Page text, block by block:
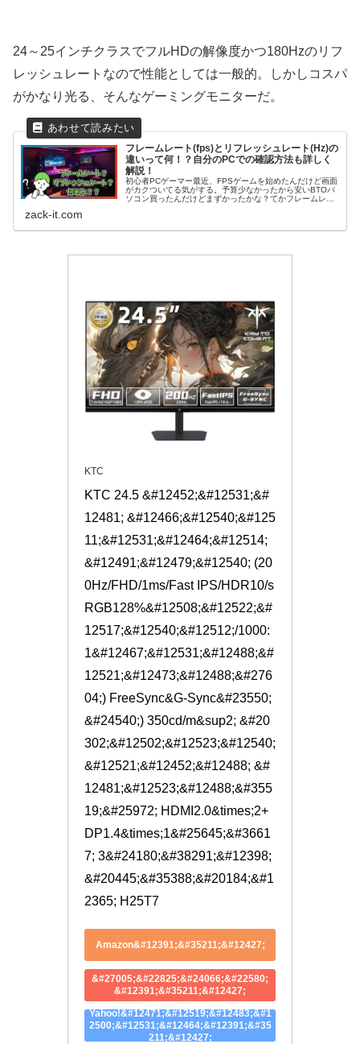
24～25インチクラスでフルHDの解像度かつ180Hzのリフ
レッシュレートなので性能としては一般的。しかしコスパ
がかなり光る、そんなゲーミングモニターだ。
フレームレート(fps)とリフレッシュレート(Hz)の
違いって何！？自分のPCでの確認方法も詳しく
解説！
初心者PCゲーマー最近、FPSゲームを始めたんだけど画面
がカクついてる気がする。予算少なかったから安いBTOパ
ソコン買ったんだけどまずかったかな？てかフレームレー
zack-it.com
KTC
KTC 24.5 &#12452;&#12531;&#
12481; &#12466;&#12540;&#125
11;&#12531;&#12464;&#12514;
&#12491;&#12479;&#12540; (20
0Hz/FHD/1ms/Fast IPS/HDR10/s
RGB128%&#12508;&#12522;&#
12517;&#12540;&#12512;/1000:
1&#12467;&#12531;&#12488;&#
12521;&#12473;&#12488;&#276
04;) FreeSync&G-Sync&#23550;
&#24540;) 350cd/m&sup2; &#20
302;&#12502;&#12523;&#12540;
&#12521;&#12452;&#12488; &#
12481;&#12523;&#12488;&#355
19;&#25972; HDMI2.0&times;2+
DP1.4&times;1&#25645;&#3661
7; 3&#24180;&#38291;&#12398;
&#20445;&#35388;&#20184;&#1
2365; H25T7
Amazon&#12391;&#35211;&#12427;
&#27005;&#22825;&#24066;&#22580;
&#12391;&#35211;&#12427;
Yahoo!&#12471;&#12519;&#12483;&#1
2500;&#12531;&#12464;&#12391;&#35
211;&#12427;